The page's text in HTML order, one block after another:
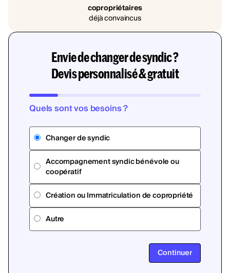
copropriétaires
déjà convaincus
Envie de changer de syndic ?
Devis personnalisé & gratuit
Quels sont vos besoins ?
Changer de syndic
Accompagnement syndic bénévole ou
coopératif
Création ou Immatriculation de copropriété
Autre
Continuer